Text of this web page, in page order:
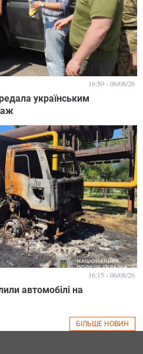
українським
16:50 - 06/08/26
автомобілі на
16:15 - 06/08/26
БІЛЬШЕ НОВИН